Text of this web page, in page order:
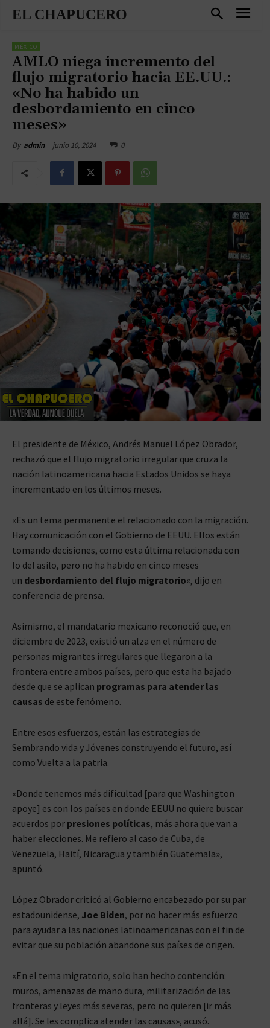
EL CHAPUCERO
MÉXICO
AMLO niega incremento del
flujo migratorio hacia EE.UU.:
«No ha habido un
desbordamiento en cinco
meses»
By admin junio 10, 2024 0
El presidente de México, Andrés Manuel López Obrador,
rechazó que el flujo migratorio irregular que cruza la
nación latinoamericana hacia Estados Unidos se haya
incrementado en los últimos meses.
«Es un tema permanente el relacionado con la migración.
Hay comunicación con el Gobierno de EEUU. Ellos están
tomando decisiones, como esta última relacionada con
lo del asilo, pero no ha habido en cinco meses
un desbordamiento del flujo migratorio«, dijo en
conferencia de prensa.
Asimismo, el mandatario mexicano reconoció que, en
diciembre de 2023, existió un alza en el número de
personas migrantes irregulares que llegaron a la
frontera entre ambos países, pero que esta ha bajado
desde que se aplican programas para atender las
causas de este fenómeno.
Entre esos esfuerzos, están las estrategias de
Sembrando vida y Jóvenes construyendo el futuro, así
como Vuelta a la patria.
«Donde tenemos más dificultad [para que Washington
apoye] es con los países en donde EEUU no quiere buscar
acuerdos por presiones políticas, más ahora que van a
haber elecciones. Me refiero al caso de Cuba, de
Venezuela, Haití, Nicaragua y también Guatemala»,
apuntó.
López Obrador criticó al Gobierno encabezado por su par
estadounidense, Joe Biden, por no hacer más esfuerzo
para ayudar a las naciones latinoamericanas con el fin de
evitar que su población abandone sus países de origen.
«En el tema migratorio, solo han hecho contención:
muros, amenazas de mano dura, militarización de las
fronteras y leyes más severas, pero no quieren [ir más
allá]. Se les complica atender las causas», acusó.